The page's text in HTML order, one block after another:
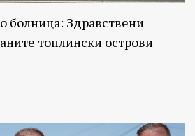
болница: Здравствени
топлински острови